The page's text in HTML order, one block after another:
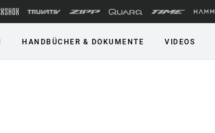
HANDBÜCHER & DOKUMENTE VIDEOS